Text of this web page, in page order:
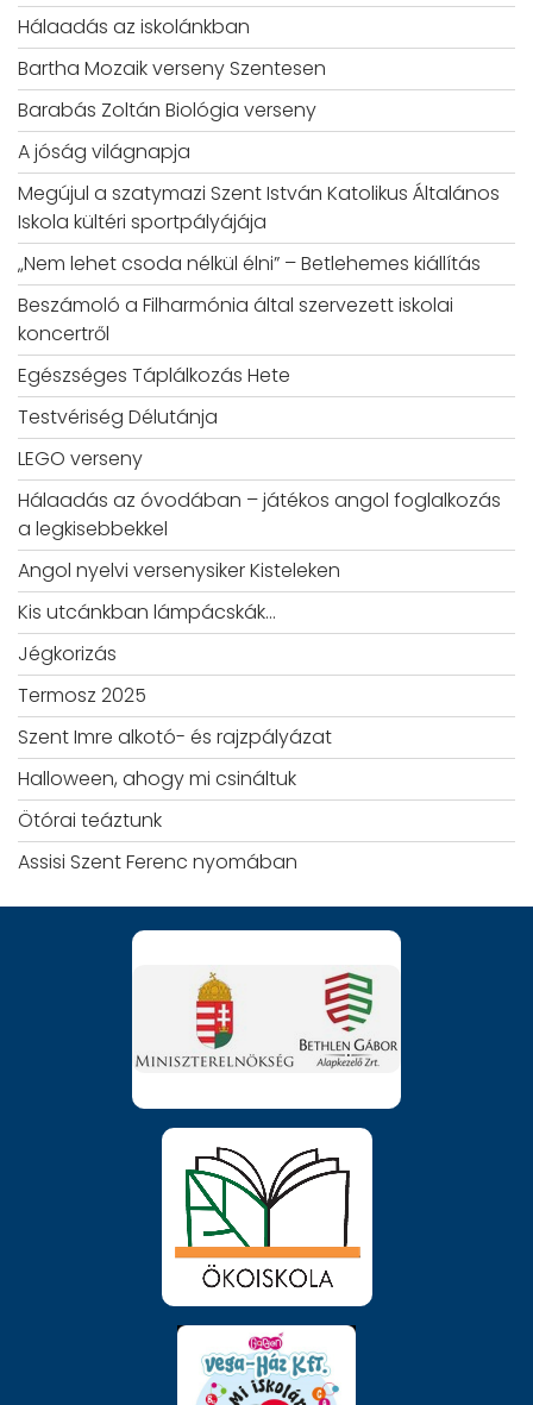
Hálaadás az iskolánkban
Bartha Mozaik verseny Szentesen
Barabás Zoltán Biológia verseny
A jóság világnapja
Megújul a szatymazi Szent István Katolikus Általános
Iskola kültéri sportpályájája
„Nem lehet csoda nélkül élni” – Betlehemes kiállítás
Beszámoló a Filharmónia által szervezett iskolai
koncertről
Egészséges Táplálkozás Hete
Testvériség Délutánja
LEGO verseny
Hálaadás az óvodában – játékos angol foglalkozás
a legkisebbekkel
Angol nyelvi versenysiker Kisteleken
Kis utcánkban lámpácskák…
Jégkorizás
Termosz 2025
Szent Imre alkotó- és rajzpályázat
Halloween, ahogy mi csináltuk
Ötórai teáztunk
Assisi Szent Ferenc nyomában